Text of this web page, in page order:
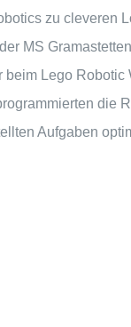
zu cleveren
MS
beim Lego Robotic
die
Aufgaben